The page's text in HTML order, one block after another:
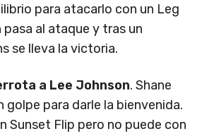
para atacarlo con un Leg
al ataque y tras un
se lleva la victoria.
a Lee Johnson. Shane
golpe para darle la bienvenida.
Sunset Flip pero no puede con